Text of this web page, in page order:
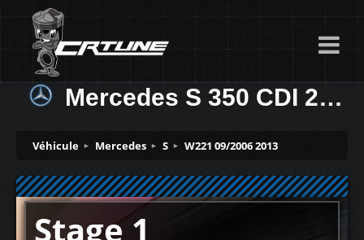
Mercedes S 350 CDI 235ch
Véhicule Mercedes S W221 09/2006 2013
Stage 1